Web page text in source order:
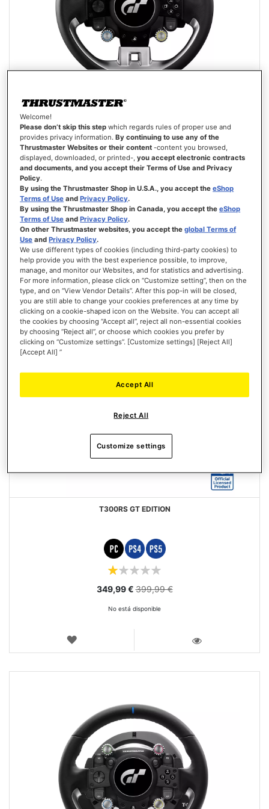
GT WHEEL ADD-ON
249,99 €
AÑADIR AL CARRITO
LISTA
DE
DESEOS
VISTA
T300RS GT EDITION
Precio
349,99 € 399,99 €
No está disponible
LISTA
Welcome!
Please don’t skip this step which regards rules of proper use and
provides privacy information.By continuing to use any of the
Thrustmaster Websites or their content -content you browsed,
displayed, downloaded, or printed-,you accept electronic contracts
and documents, and you accept their Terms of Use and Privacy
Policy.
By using the Thrustmaster Shop in U.S.A., you accept theeShop
Terms of Use andPrivacy Policy.
By using the Thrustmaster Shop in Canada, you accept theeShop
Terms of Use andPrivacy Policy.
On other Thrustmaster websites, you accept theglobal Terms of
Use andPrivacy Policy.
We use different types of cookies (including third-party cookies) to
help provide you with the best experience possible, to improve,
manage, and monitor our Websites, and for statistics and advertising.
For more information, please click on “Customize setting”, then on the
type, and on “View Vendor Details”. After this pop-in will be closed,
you are still able to change your cookies preferences at any time by
clicking on a cookie-shaped icon on the Website. You can accept all
the cookies by choosing “Accept all”, reject all non-essential cookies
by choosing “Reject all”, or choose which cookies you prefer by
clicking on “Customize settings”. [Customize settings] [Reject All]
[Accept All] ”
Reject All
Accept All
Customize settings